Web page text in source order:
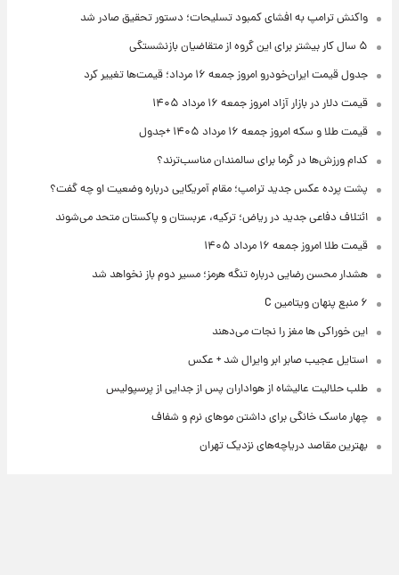
واکنش ترامپ به افشای کمبود تسلیحات؛ دستور تحقیق صادر شد
۵ سال کار بیشتر برای این گروه از متقاضیان بازنشستگی
جدول قیمت ایران‌خودرو امروز جمعه ۱۶ مرداد؛ قیمت‌ها تغییر کرد
قیمت دلار در بازار آزاد امروز جمعه ۱۶ مرداد ۱۴۰۵
قیمت طلا و سکه امروز جمعه ۱۶ مرداد ۱۴۰۵ +جدول
کدام ورزش‌ها در گرما برای سالمندان مناسب‌ترند؟
پشت پرده عکس جدید ترامپ؛ مقام آمریکایی درباره وضعیت او چه گفت؟
ائتلاف دفاعی جدید در ریاض؛ ترکیه، عربستان و پاکستان متحد می‌شوند
قیمت طلا امروز جمعه ۱۶ مرداد ۱۴۰۵
هشدار محسن رضایی درباره تنگه هرمز؛ مسیر دوم باز نخواهد شد
۶ منبع پنهان ویتامین C
این خوراکی ها مغز را نجات می‌دهند
استایل عجیب صابر ابر وایرال شد + عکس
طلب حلالیت عالیشاه از هواداران پس از جدایی از پرسپولیس
چهار ماسک خانگی برای داشتن موهای نرم و شفاف
بهترین مقاصد دریاچه‌های نزدیک تهران